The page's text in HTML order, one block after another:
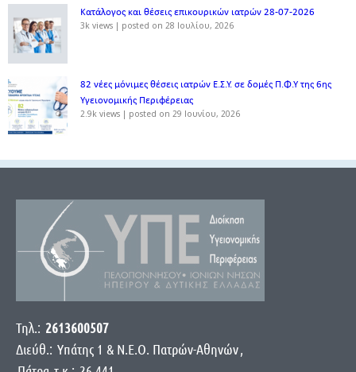
Κατάλογος και θέσεις επικουρικών ιατρών 28-07-2026
3k views | posted on 28 Ιουλίου, 2026
82 νέες μόνιμες θέσεις ιατρών Ε.Σ.Υ. σε δομές Π.Φ.Υ της 6ης
Υγειονομικής Περιφέρειας
2.9k views | posted on 29 Ιουνίου, 2026
Τηλ.: 2613600507
Διεύθ.: Yπάτης 1 & Ν.Ε.Ο. Πατρών-Αθηνών,